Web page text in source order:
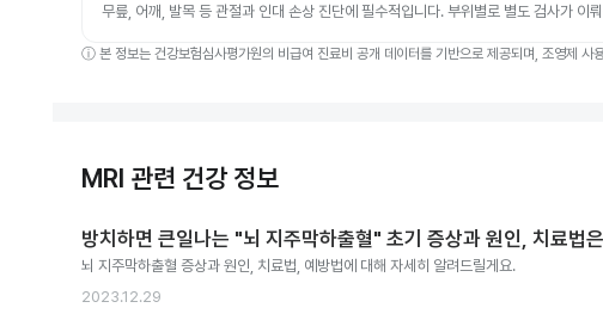
무릎, 어깨, 발목 등 관절과 인대 손상 진단에 필수적입니다. 부위별로 별도 검사가 이
ⓘ 본 정보는 건강보험심사평가원의 비급여 진료비 공개 데이터를 기반으로 제공되며, 조영제
MRI 관련 건강 정보
방치하면 큰일나는 "뇌 지주막하출혈" 초기 증상과 원인, 치료법
뇌 지주막하출혈 증상과 원인, 치료법, 예방법에 대해 자세히 알려드릴게요.
2023.12.29